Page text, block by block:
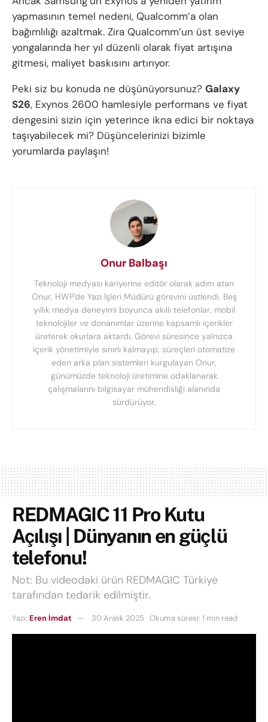
yapmasının temel nedeni, Qualcomm’a olan
bağımlılığı azaltmak. Zira Qualcomm’un üst seviye
yongalarında her yıl düzenli olarak fiyat artışına
gitmesi, maliyet baskısını artırıyor.
Peki siz bu konuda ne düşünüyorsunuz? Galaxy
S26, Exynos 2600 hamlesiyle performans ve fiyat
dengesini sizin için yeterince ikna edici bir noktaya
taşıyabilecek mi? Düşüncelerinizi bizimle
yorumlarda paylaşın!
Onur Balbaşı
Teknoloji medyası kariyerine editör olarak adım atan
Onur, HWP'de Yazı İşleri Müdürü görevini üstlendi. Beş
yıllık medya deneyimi boyunca akıllı telefonlar, mobil
teknolojiler ve donanımlar üzerine kapsamlı içerikler
üreterek okurlara aktardı. Görevi süresince yalnızca
içerik yönetimiyle sınırlı kalmayıp, süreçleri otomatize
eden arka plan sistemleri kurgulayan Onur,
günümüzde teknoloji üretimine odaklanarak
çalışmalarını bilgisayar mühendisliği alanında
sürdürüyor.
REDMAGIC 11 Pro Kutu
Açılışı | Dünyanın en güçlü
telefonu!
Not: Bu videodaki ürün REDMAGIC Türkiye
tarafından tedarik edilmiştir.
Yazı: Eren İmdat 30 Aralık 2025 Okuma süresi: 1 min read